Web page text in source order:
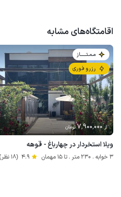
اقامتگاه‌های مشابه
مـمـتــــــاز
رزرو فوری
از 7٬900٬000تومان
ویلا استخردار در چهارباغ - قوهه
3 خوابه . 230 متر . تا 15 مهمان 4.9 (18 نظر)